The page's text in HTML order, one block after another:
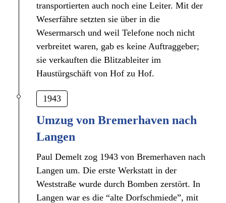
transportierten auch noch eine Leiter. Mit der
Weserfähre setzten sie über in die
Wesermarsch und weil Telefone noch nicht
verbreitet waren, gab es keine Auftraggeber;
sie verkauften die Blitzableiter im
Haustürgschäft von Hof zu Hof.
1943
Umzug von Bremerhaven nach
Langen
Paul Demelt zog 1943 von Bremerhaven nach
Langen um. Die erste Werkstatt in der
Weststraße wurde durch Bomben zerstört. In
Langen war es die “alte Dorfschmiede”, mit